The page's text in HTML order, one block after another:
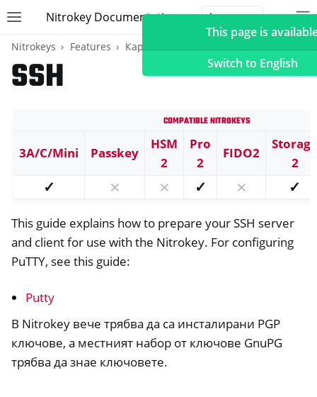
Toggle site navigation sidebar
Nitrokey Documentation
navigation of Features
navigation of TOTP
navigation of Карта OpenPGP
Nitrokeys Features Карта OpenPGP
SSH
Compatible Nitrokeys
3A/C/Mini Passkey
HSM
2
Pro
2
FIDO2
2
✓ ⨯ ⨯ ✓ ⨯ ✓
This guide explains how to prepare your SSH server
and client for use with the Nitrokey. For configuring
PuTTY, see this guide:
Putty
В Nitrokey вече трябва да са инсталирани PGP
ключове, а местният набор от ключове GnuPG
трябва да знае ключовете.
This page is
Switch to English